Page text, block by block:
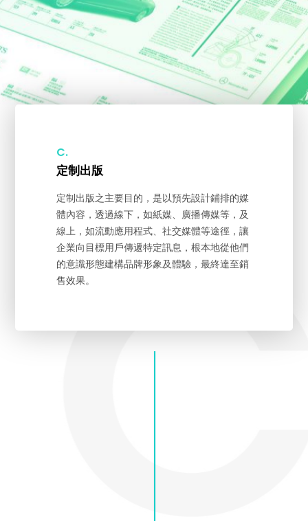
C.
定制出版
定制出版之主要目的，是以預先設計鋪排的媒
體內容，透過線下，如紙媒、廣播傳媒等，及
線上，如流動應用程式、社交媒體等途徑，讓
企業向目標用戶傳遞特定訊息，根本地從他們
的意識形態建構品牌形象及體驗，最終達至銷
售效果。